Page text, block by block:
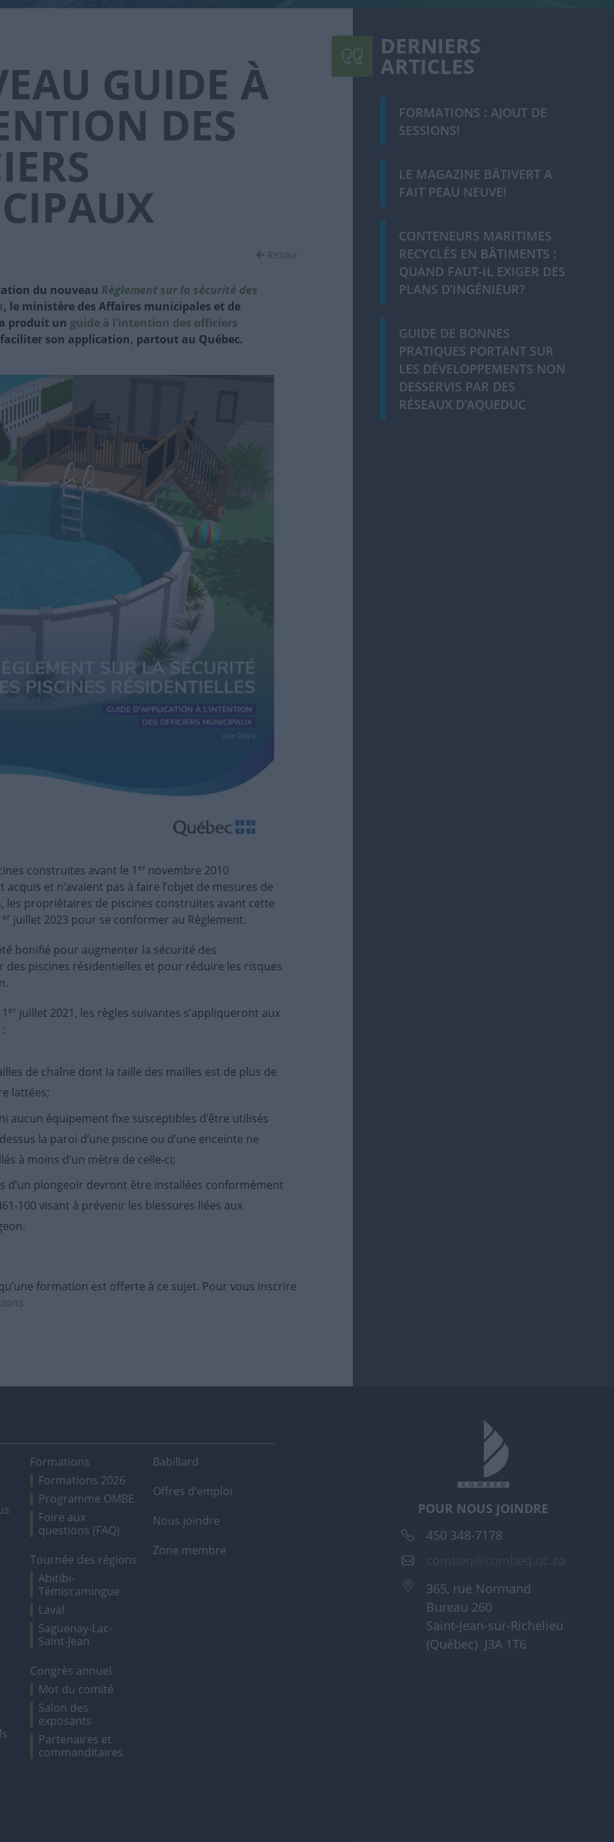
GUIDE À
DES
Retour
du nouveau Règlement sur la sécurité des
, le ministère des Affaires municipales et de
produit un guide à l’intention des officiers
son application, partout au Québec.
construites avant le 1 er novembre 2010
acquis et n’avaient pas à faire l’objet de mesures de
les propriétaires de piscines construites avant cette
er juillet 2023 pour se conformer au Règlement.
bonifié pour augmenter la sécurité des
des piscines résidentielles et pour réduire les risques
er juillet 2021, les règles suivantes s’appliqueront aux
de chaîne dont la taille des mailles est de plus de
lattées;
aucun équipement fixe susceptibles d’être utilisés
la paroi d’une piscine ou d’une enceinte ne
à moins d’un mètre de celle-ci;
d’un plongeoir devront être installées conformément
100 visant à prévenir les blessures liées aux
formation est offerte à ce sujet. Pour vous inscrire
DERNIERS
ARTICLES
FORMATIONS : AJOUT DE
SESSIONS!
LE MAGAZINE BÂTIVERT A
FAIT PEAU NEUVE!
CONTENEURS MARITIMES
RECYCLÉS EN BÂTIMENTS :
QUAND FAUT-IL EXIGER DES
PLANS D’INGÉNIEUR?
GUIDE DE BONNES
PRATIQUES PORTANT SUR
LES DÉVELOPPEMENTS NON
DESSERVIS PAR DES
RÉSEAUX D’AQUEDUC
Formations
Formations 2026
Programme OMBE
Foire aux
questions (FAQ)
Tournée des régions
Abitibi-
Témiscamingue
Laval
Saguenay-Lac-
Saint-Jean
Congrès annuel
Mot du comité
Salon des
exposants
Partenaires et
commanditaires
Babillard
Offres d’emploi
Nous joindre
Zone membre
POUR NOUS JOINDRE
450 348-7178
365, rue Normand
Bureau 260
Saint-Jean-sur-Richelieu
(Québec) J3A 1T6